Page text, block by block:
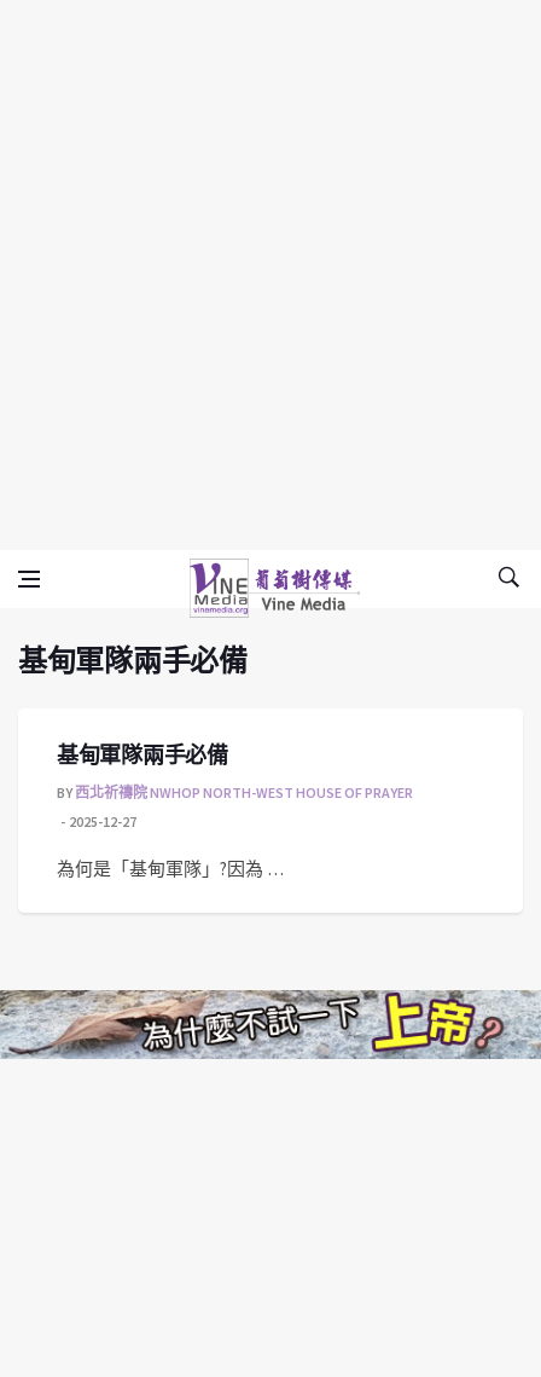
基甸軍隊兩手必備
Vine Media
葡萄樹傳媒
基甸軍隊兩手必備
基甸軍隊兩手必備
BY西北祈禱院 NWHOP NORTH-WEST HOUSE OF PRAYER
2025-12-27
為何是「基甸軍隊」?因為 …